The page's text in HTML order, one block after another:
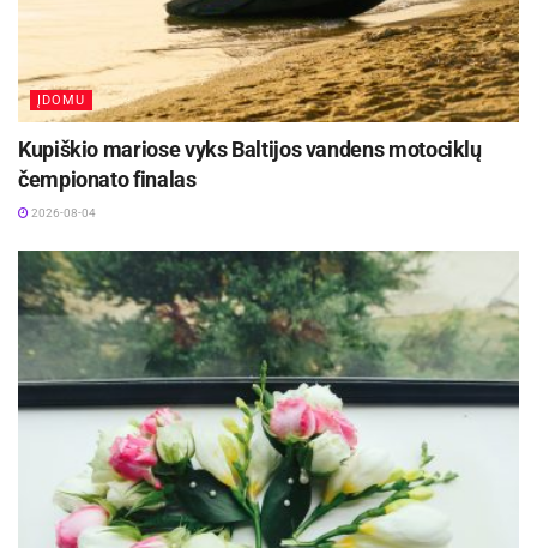
ĮDOMU
Kupiškio mariose vyks Baltijos vandens motociklų
čempionato finalas
2026-08-04